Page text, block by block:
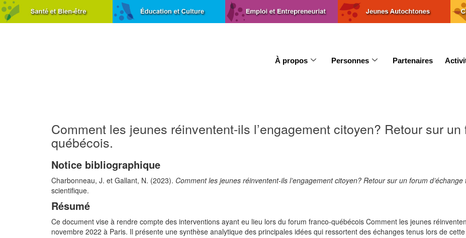
À propos Personnes Partenaires
Comment les jeunes réinventent-ils l’engagement citoyen? Retour sur un
québécois.
Notice bibliographique
Charbonneau, J. et Gallant, N. (2023). Comment les jeunes réinventent-ils l’engagement citoyen? Retour sur un forum
scientifique.
Résumé
Ce document vise à rendre compte des interventions ayant eu lieu lors du forum franco-québécois Comment les jeunes
novembre 2022 à Paris. Il présente une synthèse analytique des principales idées qui ressortent des échanges tenus lors de